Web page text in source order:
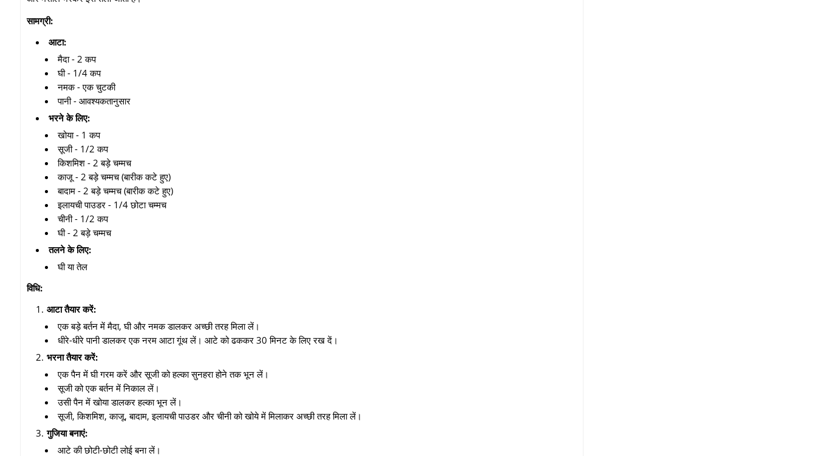
सामग्री:
आटा:
मैदा - 2 कप
घी - 1/4 कप
नमक - एक चुटकी
पानी - आवश्यकतानुसार
भरने के लिए:
खोया - 1 कप
सूजी - 1/2 कप
किशमिश - 2 बड़े चम्मच
काजू - 2 बड़े चम्मच (बारीक कटे हुए)
बादाम - 2 बड़े चम्मच (बारीक कटे हुए)
इलायची पाउडर - 1/4 छोटा चम्मच
चीनी - 1/2 कप
घी - 2 बड़े चम्मच
तलने के लिए:
घी या तेल
विधि:
आटा तैयार करें:
एक बड़े बर्तन में मैदा, घी और नमक डालकर अच्छी तरह मिला लें।
धीरे-धीरे पानी डालकर एक नरम आटा गूंथ लें। आटे को ढककर 30 मिनट के लिए रख दें।
भरना तैयार करें:
एक पैन में घी गरम करें और सूजी को हल्का सुनहरा होने तक भून लें।
सूजी को एक बर्तन में निकाल लें।
उसी पैन में खोया डालकर हल्का भून लें।
सूजी, किशमिश, काजू, बादाम, इलायची पाउडर और चीनी को खोये में मिलाकर अच्छी तरह मिला लें।
गुजिया बनाएं:
आटे की छोटी-छोटी लोई बना लें।